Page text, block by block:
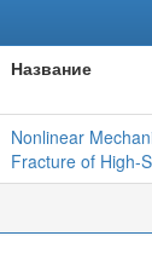
Название
Nonlinear
Fracture of High-